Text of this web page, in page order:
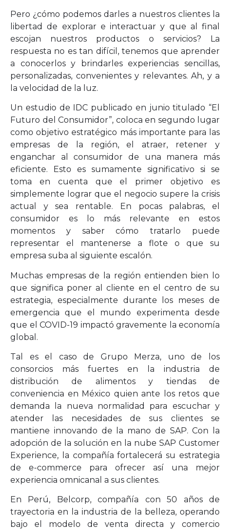
Pero ¿cómo podemos darles a nuestros clientes la
libertad de explorar e interactuar y que al final
escojan nuestros productos o servicios? La
respuesta no es tan difícil, tenemos que aprender
a conocerlos y brindarles experiencias sencillas,
personalizadas, convenientes y relevantes. Ah, y a
la velocidad de la luz.
Un estudio de IDC publicado en junio titulado “El
Futuro del Consumidor”, coloca en segundo lugar
como objetivo estratégico más importante para las
empresas de la región, el atraer, retener y
enganchar al consumidor de una manera más
eficiente. Esto es sumamente significativo si se
toma en cuenta que el primer objetivo es
simplemente lograr que el negocio supere la crisis
actual y sea rentable. En pocas palabras, el
consumidor es lo más relevante en estos
momentos y saber cómo tratarlo puede
representar el mantenerse a flote o que su
empresa suba al siguiente escalón.
Muchas empresas de la región entienden bien lo
que significa poner al cliente en el centro de su
estrategia, especialmente durante los meses de
emergencia que el mundo experimenta desde
que el COVID-19 impactó gravemente la economía
global.
Tal es el caso de Grupo Merza, uno de los
consorcios más fuertes en la industria de
distribución de alimentos y tiendas de
conveniencia en México quien ante los retos que
demanda la nueva normalidad para escuchar y
atender las necesidades de sus clientes se
mantiene innovando de la mano de SAP. Con la
adopción de la solución en la nube SAP Customer
Experience, la compañía fortalecerá su estrategia
de e-commerce para ofrecer así una mejor
experiencia omnicanal a sus clientes.
En Perú, Belcorp, compañía con 50 años de
trayectoria en la industria de la belleza, operando
bajo el modelo de venta directa y comercio